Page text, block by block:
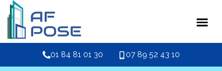
01 84 81 01 30 07 89 52 43 10